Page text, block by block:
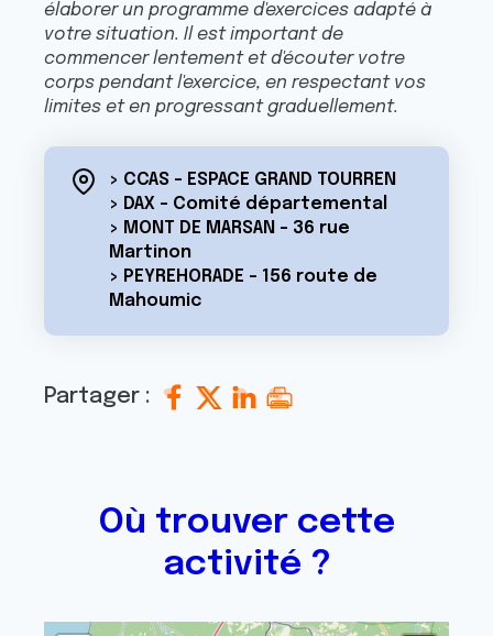
élaborer un programme d'exercices adapté à
votre situation. Il est important de
commencer lentement et d'écouter votre
corps pendant l'exercice, en respectant vos
limites et en progressant graduellement.
> CCAS - ESPACE GRAND TOURREN
> DAX - Comité départemental
> MONT DE MARSAN - 36 rue
Martinon
> PEYREHORADE - 156 route de
Mahoumic
Partager :
Où trouver cette
activité ?